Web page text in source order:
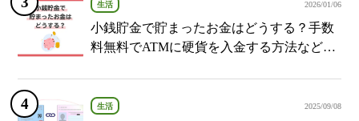
生活 2026/01/06
小銭貯金で貯まったお金はどうする？手数
料無料でATMに硬貨を入金する方法など紹
生活 2025/09/08